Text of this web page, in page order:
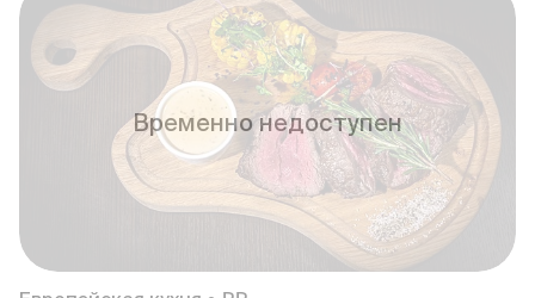
Временно недоступен